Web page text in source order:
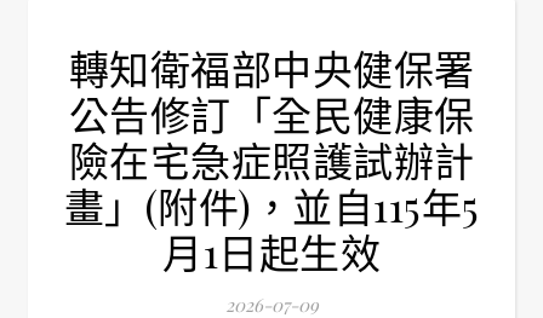
轉知衛福部中央健保署
公告修訂「全民健康保
險在宅急症照護試辦計
畫」(附件)，並自115年5
月1日起生效
2026-07-09